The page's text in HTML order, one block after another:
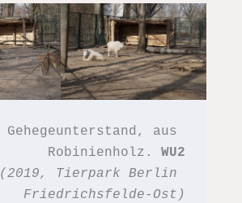
Gehegeunterstand, aus
Robinienholz. WU2
(2019, Tierpark Berlin
Friedrichsfelde-Ost)